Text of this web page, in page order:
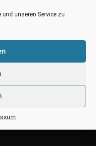
unseren Service zu